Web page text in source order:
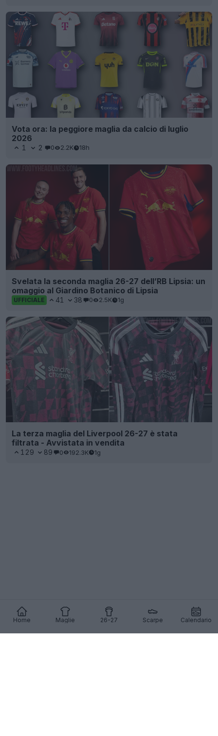
Home Maglie 26-27 Scarpe Calendario
Vota ora: la peggiore maglia da calcio di luglio
2026
1 2 0 2.2K 18h
Svelata la seconda maglia 26-27 dell’RB Lipsia: un
omaggio al Giardino Botanico di Lipsia
UFFICIALE 41 38 0 2.5K 1g
La terza maglia del Liverpool 26-27 è stata
filtrata - Avvistata in vendita
129 89 0 192.3K 1g